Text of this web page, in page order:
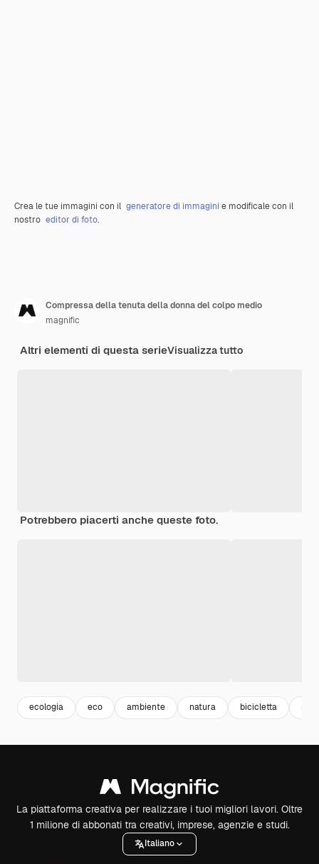
Crea le tue immagini con il generatore di immagini e modificale con il
nostro editor di foto.
Compressa della tenuta della donna del colpo medio
magnific
Altri elementi di questa serieVisualizza tutto
Potrebbero piacerti anche queste foto.
ecologia eco ambiente natura bicicletta
La piattaforma creativa per realizzare i tuoi migliori lavori. Oltre
1 milione di abbonati tra creativi, imprese, agenzie e studi.
Italiano